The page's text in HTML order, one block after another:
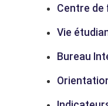
Centre
Vie
Bureau